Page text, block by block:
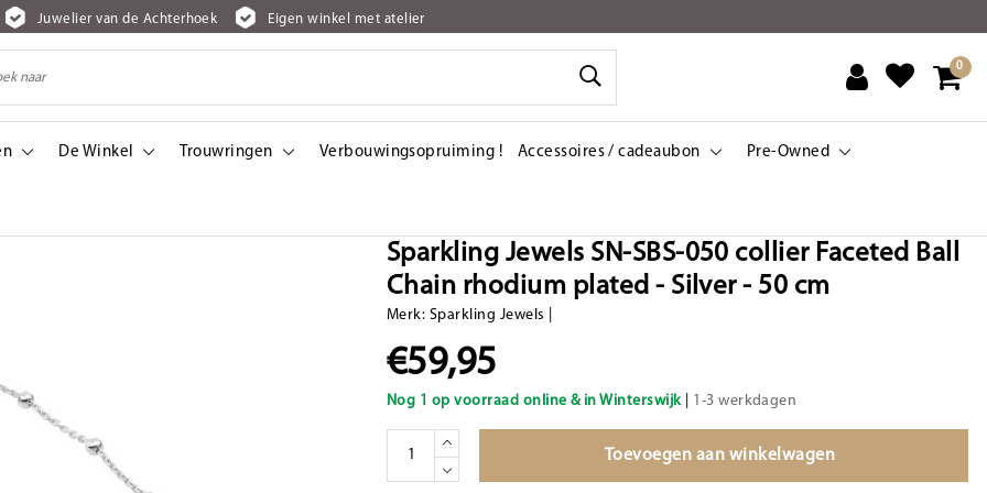
Juwelier van de Achterhoek Eigen winkel met atelier
0
De Winkel Trouwringen Verbouwingsopruiming ! Accessoires / cadeaubon Pre-Owned
Sparkling Jewels SN-SBS-050 collier Faceted Ball
Chain rhodium plated - Silver - 50 cm
Merk: Sparkling Jewels
€59,95
Nog 1 op voorraad online & in Winterswijk| 1-3 werkdagen
Toevoegen aan winkelwagen